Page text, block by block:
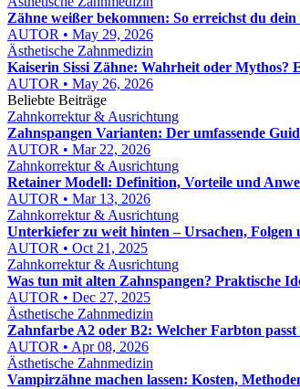
Zähne weißer bekommen: So erreichst du
AUTOR • May 29, 2026
Ästhetische Zahnmedizin
Kaiserin Sissi Zähne: Wahrheit oder Mythos?
AUTOR • May 26, 2026
Beliebte Beiträge
Zahnkorrektur & Ausrichtung
Zahnspangen Varianten: Der umfassende
AUTOR • Mar 22, 2026
Zahnkorrektur & Ausrichtung
Retainer Modell: Definition, Vorteile und
AUTOR • Mar 13, 2026
Zahnkorrektur & Ausrichtung
Unterkiefer zu weit hinten – Ursachen, Folgen
AUTOR • Oct 21, 2025
Zahnkorrektur & Ausrichtung
Was tun mit alten Zahnspangen? Praktische
AUTOR • Dec 27, 2025
Ästhetische Zahnmedizin
Zahnfarbe A2 oder B2: Welcher Farbton
AUTOR • Apr 08, 2026
Ästhetische Zahnmedizin
Vampirzähne machen lassen: Kosten,